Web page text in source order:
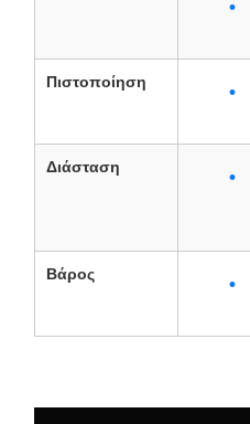
Πιστοποίηση
Διάσταση
Βάρος